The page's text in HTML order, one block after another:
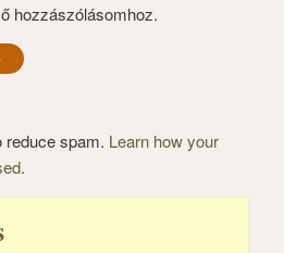
hozzászólásomhoz.
spam. Learn how your